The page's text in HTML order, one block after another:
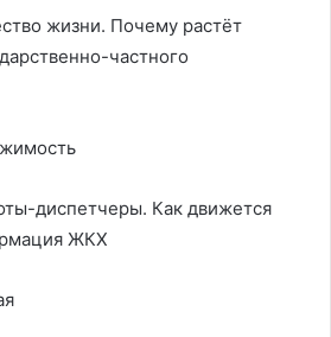
жизни. Почему растёт
частного
диспетчеры. Как движется
ЖКХ